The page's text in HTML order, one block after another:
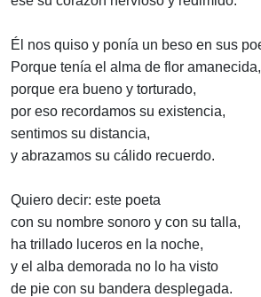
Él nos quiso y ponía un beso en sus
Porque tenía el alma de flor amanecida,
porque era bueno y torturado,
por eso recordamos su existencia,
sentimos su distancia,
y abrazamos su cálido recuerdo.
Quiero decir: este poeta
con su nombre sonoro y con su talla,
ha trillado luceros en la noche,
y el alba demorada no lo ha visto
de pie con su bandera desplegada.